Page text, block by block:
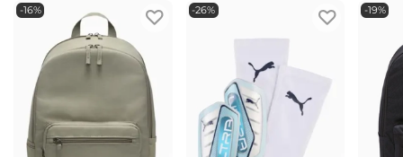
-16% -26% -19%